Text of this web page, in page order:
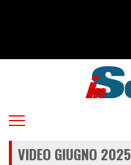
VIDEO GIUGNO 2025